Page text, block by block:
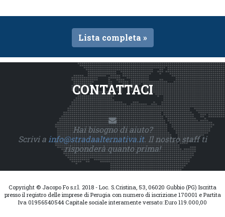
Lista completa »
CONTATTACI
Hai bisogno di aiuto?
Scrivi a info@stradaalternativa.it. Il nostro staff ti
risponderà quanto prima!
Copyright © Jacopo Fo s.r.l. 2018 - Loc. S.Cristina, 53, 06020 Gubbio (PG) Iscritta
presso il registro delle imprese di Perugia con numero di iscrizione 170001 e Partita
Iva 01956540544 Capitale sociale interamente versato: Euro 119.000,00